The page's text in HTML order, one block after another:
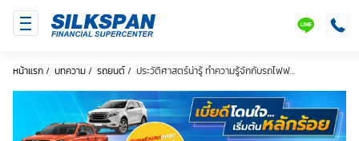
หน้าแรก/ บทความ/ รถยนต์/ ประวัติศาสตร์น่ารู้ ทำความรู้จักกับรถไฟฟ...